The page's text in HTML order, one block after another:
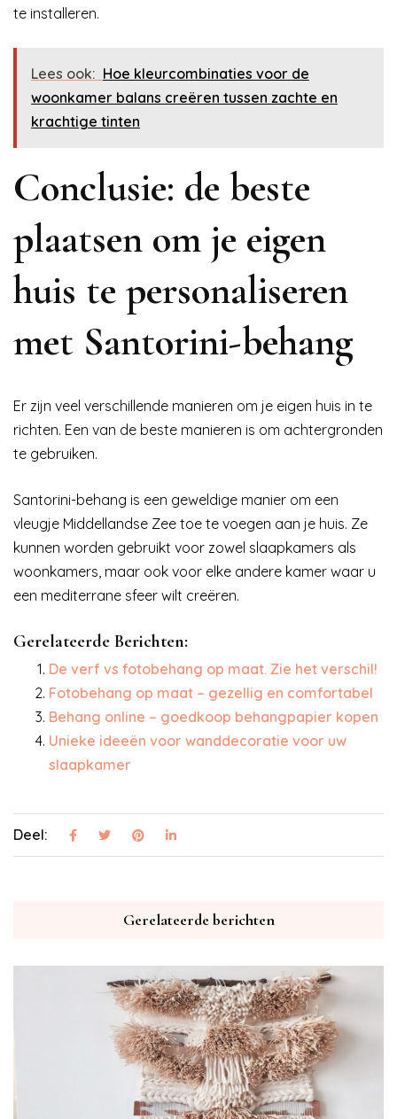
te installeren.
Lees ook: Hoe kleurcombinaties voor de
woonkamer balans creëren tussen zachte en
krachtige tinten
Conclusie: de beste
plaatsen om je eigen
huis te personaliseren
met Santorini-behang
Er zijn veel verschillende manieren om je eigen huis in te
richten. Een van de beste manieren is om achtergronden
te gebruiken.
Santorini-behang is een geweldige manier om een
vleugje Middellandse Zee toe te voegen aan je huis. Ze
kunnen worden gebruikt voor zowel slaapkamers als
woonkamers, maar ook voor elke andere kamer waar u
een mediterrane sfeer wilt creëren.
Gerelateerde Berichten:
De verf vs fotobehang op maat. Zie het verschil!
Fotobehang op maat – gezellig en comfortabel
Behang online – goedkoop behangpapier kopen
Unieke ideeën voor wanddecoratie voor uw
slaapkamer
Deel:
Gerelateerde berichten